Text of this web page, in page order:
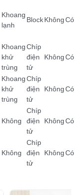
Khoang
lạnh
BlockKhôngCó
Khoang
khử
trùng
Chíp
điện
tử
KhôngCó
Khoang
khử
trùng
Chíp
điện
tử
KhôngCó
Không
Chíp
điện
tử
KhôngCó
Không
Chíp
điện
tử
KhôngCó